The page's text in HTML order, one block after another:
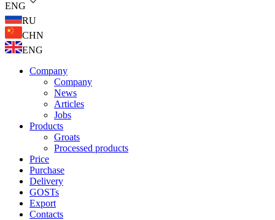
ENG
RU
CHN
ENG
Company
Company
News
Articles
Jobs
Products
Groats
Processed products
Price
Purchase
Delivery
GOSTs
Export
Contacts